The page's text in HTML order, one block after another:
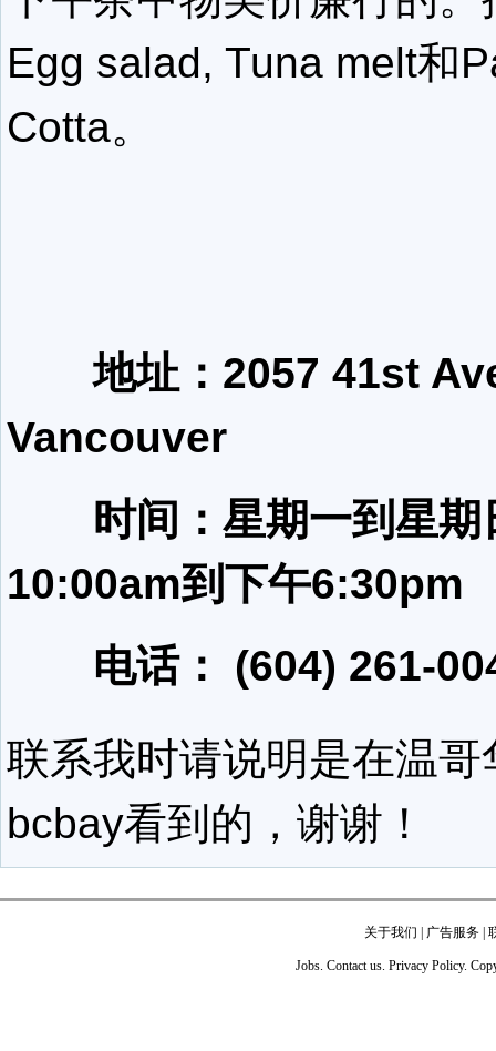
Egg salad, Tuna melt和
Cotta。
地址：2057 41st
Vancouver
时间：星期一到星期
10:00am到下午6:30pm
电话： (604) 261-
联系我时请说明是在温哥
bcbay看到的，谢谢！
关于我们 广告服务
Jobs. Contact us. Privacy Policy.